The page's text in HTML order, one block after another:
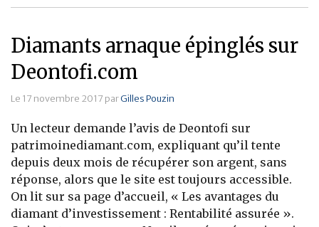
Diamants arnaque épinglés sur
Deontofi.com
Le 17 novembre 2017 parGilles Pouzin
Un lecteur demande l’avis de Deontofi sur
patrimoinediamant.com, expliquant qu’il tente
depuis deux mois de récupérer son argent, sans
réponse, alors que le site est toujours accessible.
On lit sur sa page d’accueil, « Les avantages du
diamant d’investissement : Rentabilité assurée ».